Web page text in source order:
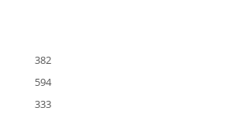
382
594
333